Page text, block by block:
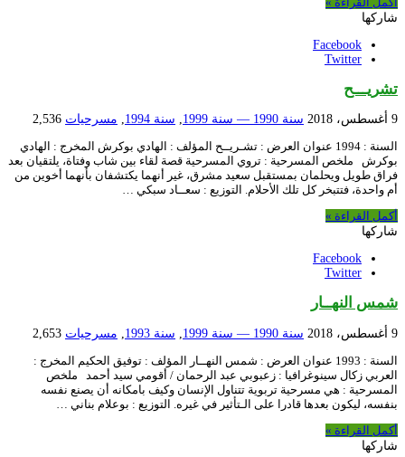
شاركها
Facebook
Twitter
تشريـــح
9 أغسطس، 2018 سنة 1990 — سنة 1999 , سنة 1994 , مسرحيات 2,536
السنة : 1994 عنوان العرض : تشـريــح المؤلف : الهادي بوكرش المخرج : الهادي
بوكرش ملخص المسرحية : تروي المسرحية قصة لقاء بين شاب وفتاة، يلتقيان بعد
فراق طويل ويحلمان بمستقبل سعيد مشرق، غير أنهما يكتشفان بأنهما أخوين من
أم واحدة، فتتبخر كل تلك الأحلام. التوزيع : سعــاد سبكي …
أكمل القراءة »
شاركها
Facebook
Twitter
شمس النهــار
9 أغسطس، 2018 سنة 1990 — سنة 1999 سنة 1993 مسرحيات 2,653
السنة : 1993 عنوان العرض : شمس النهــار المؤلف : توفيق الحكيم المخرج :
العربي زكال سينوغرافيا : زعبوبي عبد الرحمان / أقومي سيد أحمد ملخص
المسرحية : هي مسرحية تربوية تتناول الإنسان وكيف بامكانه أن يصنع نفسه
بنفسه، ليكون بعدها قادرا على الـتأثير في غيره. التوزيع : بوعلام بناني …
أكمل القراءة »
شاركها